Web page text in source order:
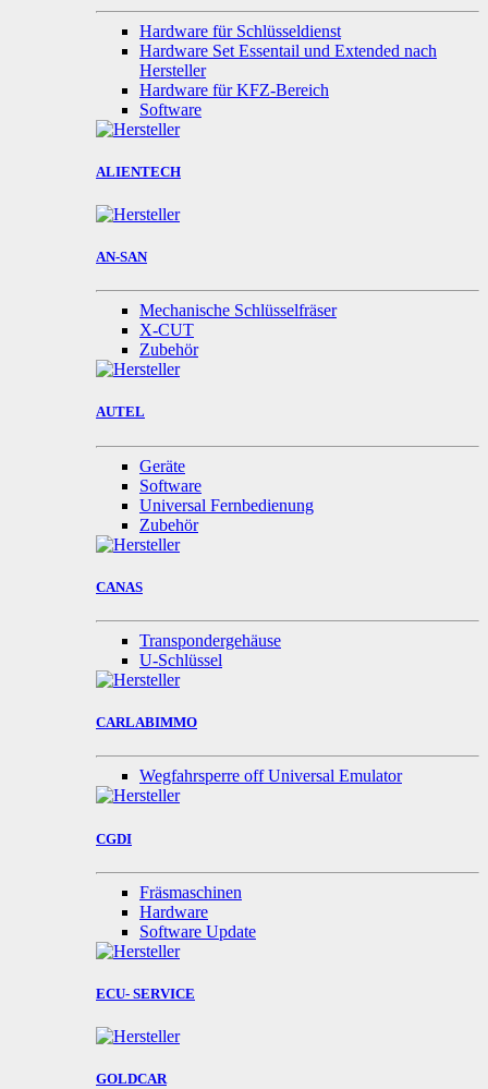
Hardware für Schlüsseldienst
Hardware Set Essentail und Extended nach
Hersteller
Hardware für KFZ-Bereich
Software
ALIENTECH
AN-SAN
Mechanische Schlüsselfräser
X-CUT
Zubehör
AUTEL
Geräte
Software
Universal Fernbedienung
Zubehör
CANAS
Transpondergehäuse
U-Schlüssel
CARLABIMMO
Wegfahrsperre off Universal Emulator
CGDI
Fräsmaschinen
Hardware
Software Update
ECU- SERVICE
GOLDCAR